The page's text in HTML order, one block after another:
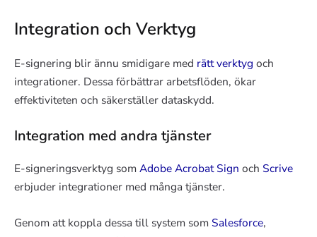
Integration och Verktyg
E-signering blir ännu smidigare med rätt verktyg och
integrationer. Dessa förbättrar arbetsflöden, ökar
effektiviteten och säkerställer dataskydd.
Integration med andra tjänster
E-signeringsverktyg som Adobe Acrobat Sign och Scrive
erbjuder integrationer med många tjänster.
Genom att koppla dessa till system som Salesforce,